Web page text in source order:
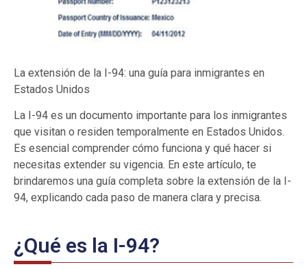
La extensión de la I-94: una guía para inmigrantes en
Estados Unidos
La I-94 es un documento importante para los inmigrantes
que visitan o residen temporalmente en Estados Unidos.
Es esencial comprender cómo funciona y qué hacer si
necesitas extender su vigencia. En este artículo, te
brindaremos una guía completa sobre la extensión de la I-
94, explicando cada paso de manera clara y precisa.
¿Qué es la I-94?